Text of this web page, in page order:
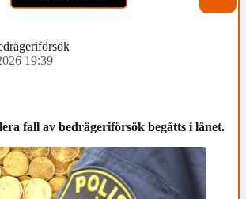
19:39
fall av bedrägeriförsök begåtts i länet.